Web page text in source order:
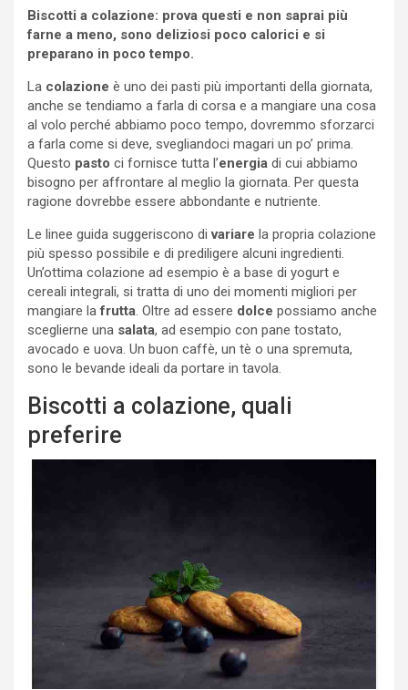
Biscotti a colazione: prova questi e non saprai più
farne a meno, sono deliziosi poco calorici e si
preparano in poco tempo.
La colazione è uno dei pasti più importanti della giornata,
anche se tendiamo a farla di corsa e a mangiare una cosa
al volo perché abbiamo poco tempo, dovremmo sforzarci
a farla come si deve, svegliandoci magari un po’ prima.
Questo pasto ci fornisce tutta l’energia di cui abbiamo
bisogno per affrontare al meglio la giornata. Per questa
ragione dovrebbe essere abbondante e nutriente.
Le linee guida suggeriscono divariare la propria colazione
più spesso possibile e di prediligere alcuni ingredienti.
Un’ottima colazione ad esempio è a base di yogurt e
cereali integrali, si tratta di uno dei momenti migliori per
mangiare lafrutta. Oltre ad essere dolce possiamo anche
sceglierne una salata, ad esempio con pane tostato,
avocado e uova. Un buon caffè, un tè o una spremuta,
sono le bevande ideali da portare in tavola.
Biscotti a colazione, quali
preferire